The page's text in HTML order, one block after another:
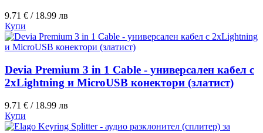
9.71 € / 18.99 лв
Купи
Devia Premium 3 in 1 Cable - универсален кабел с
2xLightning и MicroUSB конектори (златист)
9.71 € / 18.99 лв
Купи